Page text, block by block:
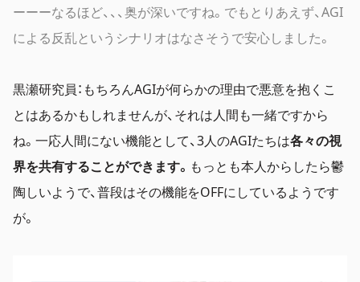
ーーーなるほど、、、奥が深いですね。でもとりあえず、AGI
による反乱というシナリオはなさそうで安心しました。
黒瀬研究員：もちろんAGIが何らかの理由で悪意を抱くこ
とはあるかもしれませんが、それは人間も一緒ですから
ね。一応人間にない機能として、3人のAGIたちは各々の視
界を共有することができます。 もっとも本人からしたら鬱
陶しいようで、普段はその機能をOFFにしているようです
が。